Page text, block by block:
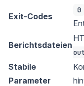
Exit-Codes
0
Berichtsdateien
Stabile
Parameter